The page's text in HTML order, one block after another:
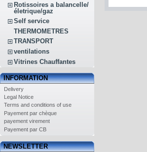
Rotissoires a balancelle/
életrique/gaz
Self service
THERMOMETRES
TRANSPORT
ventilations
Vitrines Chauffantes
INFORMATION
Delivery
Legal Notice
Terms and conditions of use
Payement par chèque
payement virement
Payement par CB
NEWSLETTER